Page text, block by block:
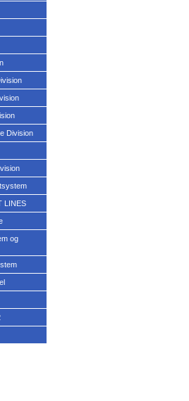
Division
LINES
og